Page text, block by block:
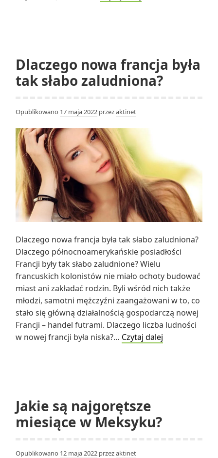
się
do
Dlaczego nowa francja była
tak słabo zaludniona?
Opublikowano 17 maja 2022 przezaktinet
Dlaczego nowa francja była tak słabo zaludniona?
Dlaczego północnoamerykańskie posiadłości
Francji były tak słabo zaludnione? Wielu
francuskich kolonistów nie miało ochoty budować
miast ani zakładać rodzin. Byli wśród nich także
młodzi, samotni mężczyźni zaangażowani w to, co
stało się główną działalnością gospodarczą nowej
Francji – handel futrami. Dlaczego liczba ludności
w nowej francji była niska?… Czytaj dalej
Jakie są najgorętsze
miesiące w Meksyku?
Opublikowano 12 maja 2022 przezaktinet